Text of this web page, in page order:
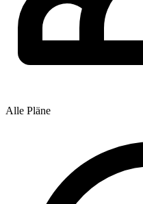
Alle Pläne